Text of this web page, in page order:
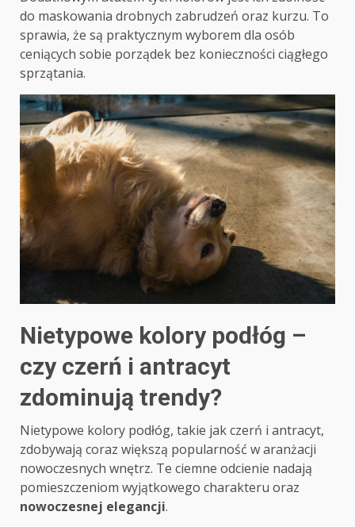
do maskowania drobnych zabrudzeń oraz kurzu. To
sprawia, że są praktycznym wyborem dla osób
ceniących sobie porządek bez konieczności ciągłego
sprzątania.
Nietypowe kolory podłóg –
czy czerń i antracyt
zdominują trendy?
Nietypowe kolory podłóg, takie jak czerń i antracyt,
zdobywają coraz większą popularność w aranżacji
nowoczesnych wnętrz. Te ciemne odcienie nadają
pomieszczeniom wyjątkowego charakteru oraz
nowoczesnej elegancji.